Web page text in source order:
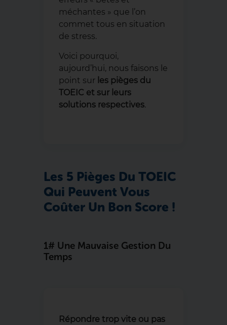
méchantes » que l’on
commet tous en situation
de stress.
Voici pourquoi,
aujourd’hui, nous faisons le
point sur les pièges du
TOEIC et sur leurs
solutions respectives.
Les 5 Pièges Du TOEIC
Qui Peuvent Vous
Coûter Un Bon Score !
1# Une Mauvaise Gestion Du
Temps
Répondre trop vite ou pas